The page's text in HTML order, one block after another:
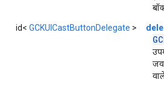
id< GCKUICastButtonDelegate >